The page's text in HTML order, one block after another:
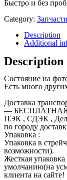
Быстро и без
Category:
Description
Additional
Description
Состояние на
Есть много
Доставка
— БЕСПЛАТНАЯ
ПЭК , СДЭК ,
по городу
Упаковка :
Упаковка в
возможности).
Жесткая
умолчанию(на
клиента на сайте!